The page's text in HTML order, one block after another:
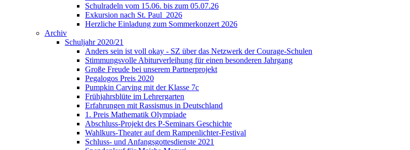
Schulradeln vom 15.06. bis zum 05.07.26
Exkursion nach St. Paul_2026
Herzliche Einladung zum Sommerkonzert 2026
Archiv
Schuljahr 2020/21
Anders sein ist voll okay - SZ über das Netzwerk der Courage-Schulen
Stimmungsvolle Abiturverleihung für einen besonderen Jahrgang
Große Freude bei unserem Partnerprojekt
Pegalogos Preis 2020
Pumpkin Carving mit der Klasse 7c
Frühjahrsblüte im Lehrergarten
Erfahrungen mit Rassismus in Deutschland
1. Preis Mathematik Olympiade
Abschluss-Projekt des P-Seminars Geschichte
Wahlkurs-Theater auf dem Rampenlichter-Festival
Schluss- und Anfangsgottesdienste 2021